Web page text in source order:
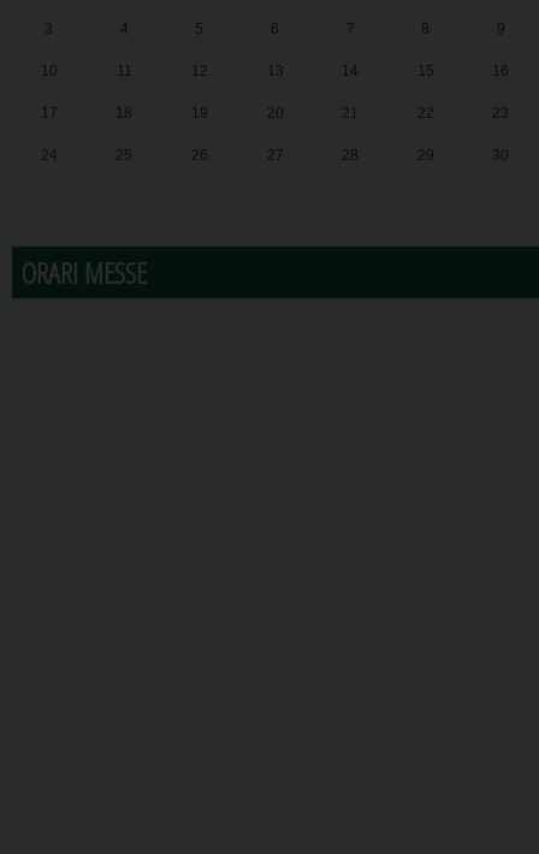
3 4 5 6 7 8 9
10 11 12 13 14 15 16
17 18 19 20 21 22 23
24 25 26 27 28 29 30
ORARI MESSE